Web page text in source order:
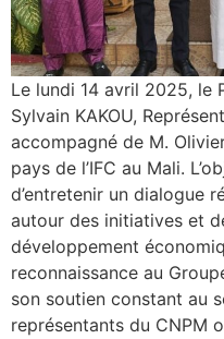
Le lundi 14 avril 2025, le
Sylvain KAKOU,
accompagné de M.
pays de l’IFC au Mali.
d’entretenir un dialogue
autour des initiatives et
développement
reconnaissance au
son soutien constant au
représentants du CNPM